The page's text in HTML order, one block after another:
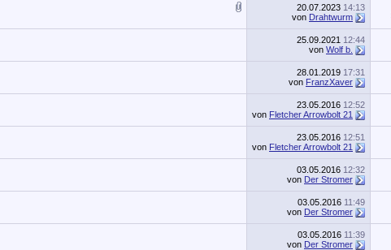
20.07.2023 14:13
von Drahtwurm
25.09.2021 12:44
von Wolf b.
28.01.2019 17:31
von FranzXaver
23.05.2016 12:52
von Fletcher Arrowbolt 21
23.05.2016 12:51
von Fletcher Arrowbolt 21
03.05.2016 12:32
von Der Stromer
03.05.2016 11:49
von Der Stromer
03.05.2016 11:39
von Der Stromer